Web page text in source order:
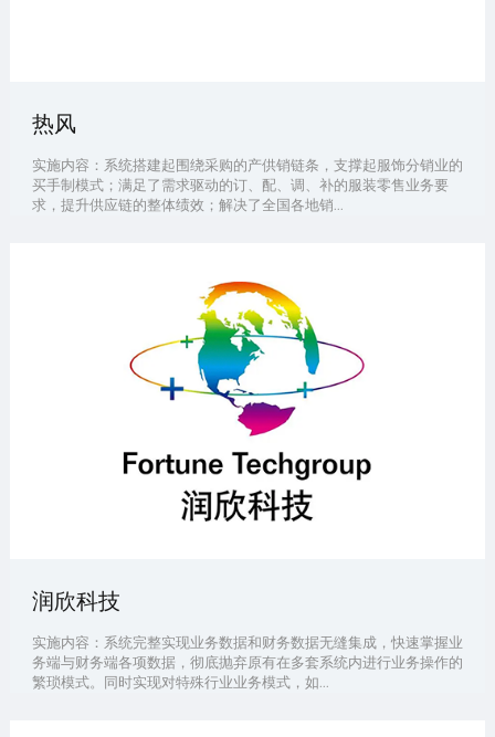
热风
实施内容：系统搭建起围绕采购的产供销链条，支撑起服饰分销业的
买手制模式；满足了需求驱动的订、配、调、补的服装零售业务要
求，提升供应链的整体绩效；解决了全国各地销...
润欣科技
实施内容：系统完整实现业务数据和财务数据无缝集成，快速掌握业
务端与财务端各项数据，彻底抛弃原有在多套系统内进行业务操作的
繁琐模式。同时实现对特殊行业业务模式，如...